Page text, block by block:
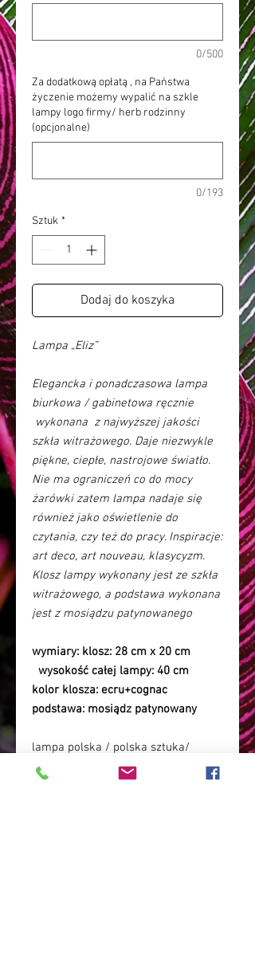
0/500
Za dodatkową opłatą , na Państwa
życzenie możemy wypalić na szkle
lampy logo firmy/ herb rodzinny
(opcjonalne)
0/193
Sztuk *
Dodaj do koszyka
Lampa „Eliz”
Elegancka i ponadczasowa lampa
biurkowa / gabinetowa ręcznie
wykonana z najwyższej jakości
szkła witrażowego. Daje niezwykle
piękne, ciepłe, nastrojowe światło.
Nie ma ograniczeń co do mocy
żarówki zatem lampa nadaje się
również jako oświetlenie do
czytania, czy też do pracy. Inspiracje:
art deco, art nouveau, klasycyzm.
Klosz lampy wykonany jest ze szkła
witrażowego, a podstawa wykonana
jest z mosiądzu patynowanego
wymiary: klosz: 28 cm x 20 cm
wysokość całej lampy: 40 cm
kolor klosza: ecru+cognac
podstawa: mosiądz patynowany
lampa polska / polska sztuka/
polskie rękodzieło/lampa